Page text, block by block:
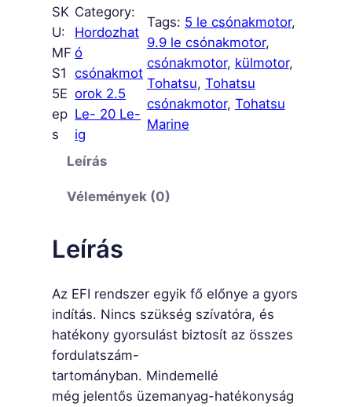
S
1
5
E
E
P
S
i
é
g
SK
U:
MF
S1
5E
ep
s
Category:
Hordozhat
ó
csónakmot
orok 2.5
Le- 20 Le-
ig
Tags: 5 le csónakmotor
9.9 le csónakmotor
csónakmotor, külmotor
Tohatsu, Tohatsu
csónakmotor, Tohatsu
Marine
Leírás
Vélemények (0)
Leírás
Az EFI rendszer egyik fő előnye a gyors
indítás. Nincs szükség szívatóra, és
hatékony gyorsulást biztosít az összes
fordulatszám-
tartományban. Mindemellé
még jelentős üzemanyag-hatékonyság